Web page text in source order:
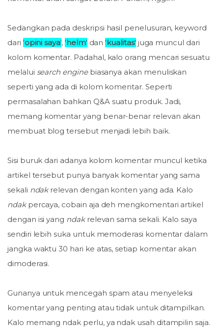
Sedangkan pada deskripsi hasil penelusuran, keyword
dari 'opini saya', 'helm' dan 'kualitas' juga muncul dari
kolom komentar. Padahal, kalo orang mencari sesuatu
melalui search enginebiasanya akan menuliskan
seperti yang ada di kolom komentar. Seperti
permasalahan bahkan Q&A suatu produk. Jadi,
memang komentar yang benar-benar relevan akan
membuat blog tersebut menjadi lebih baik.
Sisi buruk dari adanya kolom komentar muncul ketika
artikel tersebut punya banyak komentar yang sama
sekali ndak relevan dengan konten yang ada. Kalo
ndak percaya, cobain aja deh mengkomentari artikel
dengan isi yang ndak relevan sama sekali. Kalo saya
sendiri lebih suka untuk memoderasi komentar dalam
jangka waktu 30 hari ke atas, setiap komentar akan
dimoderasi.
Gunanya untuk mencegah spam atau menyeleksi
komentar yang penting atau tidak untuk ditampilkan.
Kalo memang ndak perlu, ya ndak usah ditampilin saja.